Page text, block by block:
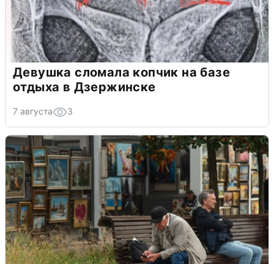
Девушка сломала копчик на базе
отдыха в Дзержинске
7 августа 3